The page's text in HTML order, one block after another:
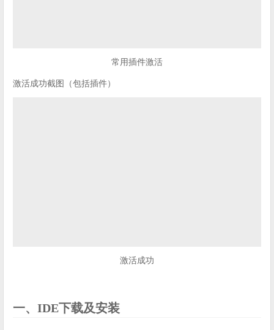
常用插件激活
激活成功截图（包括插件）
激活成功
一、IDE下载及安装